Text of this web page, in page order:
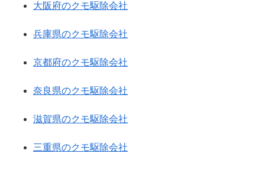
大阪府のクモ駆除会社
兵庫県のクモ駆除会社
京都府のクモ駆除会社
奈良県のクモ駆除会社
滋賀県のクモ駆除会社
三重県のクモ駆除会社